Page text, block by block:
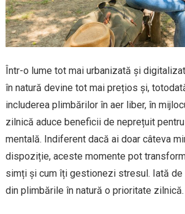
Într-o lume tot mai urbanizată și
în natură devine tot mai prețios și,
includerea plimbărilor în aer liber, în
zilnică aduce beneficii de neprețuit
mentală. Indiferent dacă ai doar câteva
dispoziție, aceste momente pot
simți și cum îți gestionezi stresul. Iată
din plimbările în natură o prioritate zilnică.